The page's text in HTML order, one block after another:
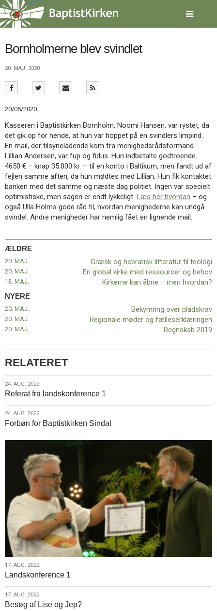
Spring
menu
over
gå
indhold Vend
forsiden
1.0:
Forside
3.0:
Kalender
4.0:
Inspiration
5.0:
Værktøjskassen
6.0:
Mission
7.0:
Om
BaptistKirken
8.0:
Kontakt
9.0:
Forside
10.0:
Nyheder
Værktøjskassen
14.0:
Mission
15.0:
Om
BaptistKirken
16.0:
Kontakt
Næste
indlæg:
Bekymring
over
indlæg:
Græsk
hebræisk
litteratur
teologi
Bornholmerne blev svindlet
20. MAJ. 2020
20/05/2020
Kasseren i Baptistkirken Bornholm, Noomi Hansen, var rystet, da
det gik op for hende, at hun var hoppet på en svindlers limpind.
En mail, der tilsyneladende kom fra menighedsrådsformand
Lillian Andersen, var fup og fidus. Hun indbetalte godtroende
4650 € – knap 35.000 kr. – til en konto i Baltikum, men fandt ud af
fejlen samme aften, da hun mødtes med Lillian. Hun fik kontaktet
banken med det samme og næste dag politiet. Ingen var specielt
optimistiske, men sagen er endt lykkeligt. Læs her hvordan – og
også Ulla Holms gode råd til, hvordan menighederne kan undgå
svindel. Andre menigheder har nemlig fået en lignende mail.
ÆLDRE
20. MAJ. Græsk og hebræisk litteratur til teologi
20. MAJ. En global kirke med ressourcer og behov
13. MAJ. Kirkerne kan åbne – men hvordan?
NYERE
Bekymring over pladskrav
20. MAJ.
Regionale møder og fælleserklæringen
20. MAJ.
Regnskab 2019
20. MAJ.
RELATERET
24.
aug.
2022
24. AUG. 2022
Referat fra landskonference 1
24.
aug.
2022
24. AUG. 2022
Forbøn for Baptistkirken Sindal
17.
aug.
2022
17. AUG. 2022
Landskonference 1
17.
aug.
17. AUG. 2022
Besøg af Lise og Jep?